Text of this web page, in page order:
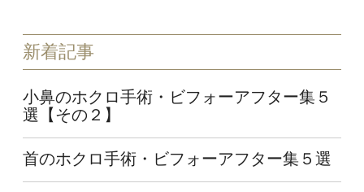
新着記事
小鼻のホクロ手術・ビフォーアフター集５
選【その２】
首のホクロ手術・ビフォーアフター集５選